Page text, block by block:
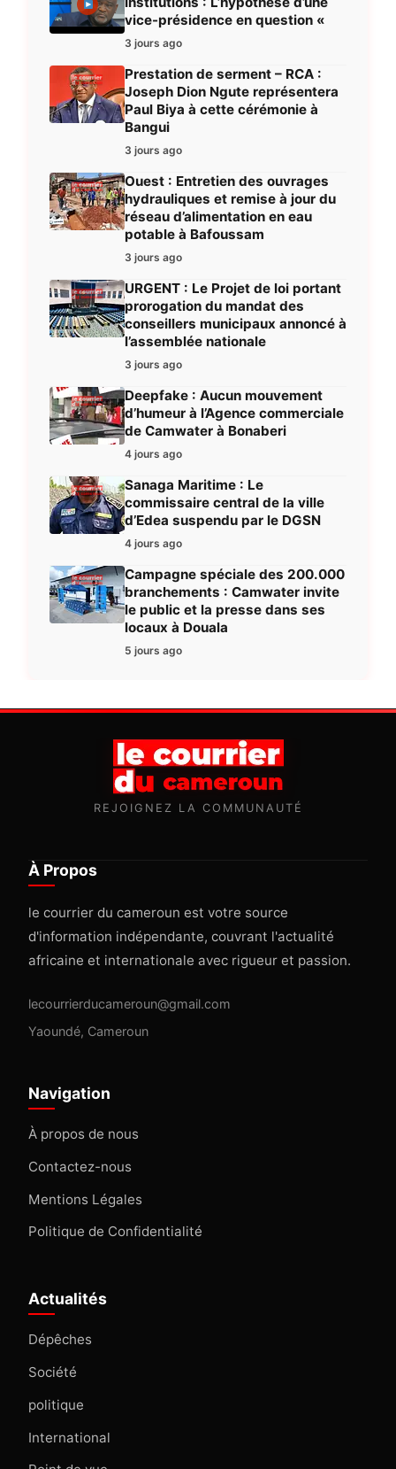
vice-présidence en question «
3 jours ago
Prestation de serment – RCA :
Joseph Dion Ngute représentera
Paul Biya à cette cérémonie à
Bangui
3 jours ago
Ouest : Entretien des ouvrages
hydrauliques et remise à jour du
réseau d’alimentation en eau
potable à Bafoussam
3 jours ago
URGENT : Le Projet de loi portant
prorogation du mandat des
conseillers municipaux annoncé à
l’assemblée nationale
3 jours ago
Deepfake : Aucun mouvement
d’humeur à l’Agence commerciale
de Camwater à Bonaberi
4 jours ago
Sanaga Maritime : Le
commissaire central de la ville
d’Edea suspendu par le DGSN
4 jours ago
Campagne spéciale des 200.000
branchements : Camwater invite
le public et la presse dans ses
locaux à Douala
5 jours ago
REJOIGNEZ LA COMMUNAUTÉ
À Propos
le courrier du cameroun est votre source
d'information indépendante, couvrant l'actualité
africaine et internationale avec rigueur et passion.
lecourrierducameroun@gmail.com
Yaoundé, Cameroun
Navigation
À propos de nous
Contactez-nous
Mentions Légales
Politique de Confidentialité
Actualités
Dépêches
Société
politique
International